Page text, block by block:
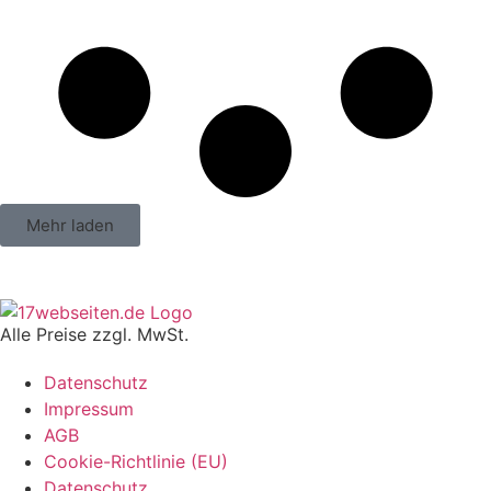
Mehr laden
Alle Preise zzgl. MwSt.
Datenschutz
Impressum
AGB
Cookie-Richtlinie (EU)